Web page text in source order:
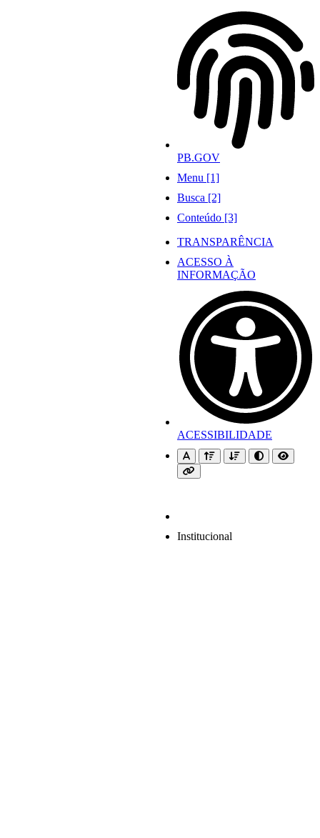
PB.GOV
Menu [1]
Busca [2]
Conteúdo [3]
TRANSPARÊNCIA
ACESSO À
INFORMAÇÃO
ACESSIBILIDADE
Institucional